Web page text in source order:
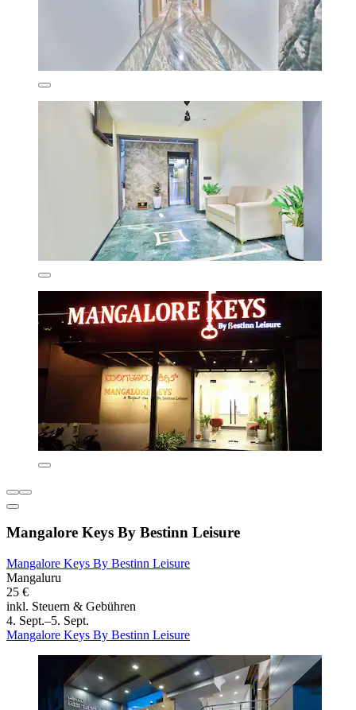
Mangalore Keys By Bestinn Leisure
Mangalore Keys By Bestinn Leisure
Mangaluru
25 €
inkl. Steuern & Gebühren
4. Sept.–5. Sept.
Mangalore Keys By Bestinn Leisure